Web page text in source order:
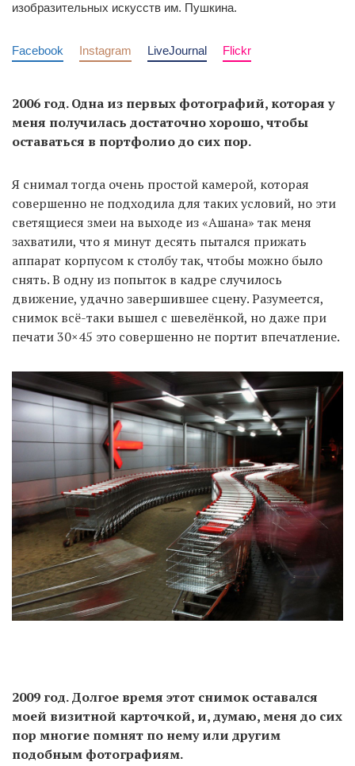
изобразительных искусств им. Пушкина.
Facebook Instagram LiveJournal Flickr
2006 год. Одна из первых фотографий, которая у
меня получилась достаточно хорошо, чтобы
оставаться в портфолио до сих пор.
Я снимал тогда очень простой камерой, которая
совершенно не подходила для таких условий, но эти
светящиеся змеи на выходе из «Ашана» так меня
захватили, что я минут десять пытался прижать
аппарат корпусом к столбу так, чтобы можно было
снять. В одну из попыток в кадре случилось
движение, удачно завершившее сцену. Разумеется,
снимок всё-таки вышел с шевелёнкой, но даже при
печати 30×45 это совершенно не портит впечатление.
2009 год. Долгое время этот снимок оставался
моей визитной карточкой, и, думаю, меня до сих
пор многие помнят по нему или другим
подобным фотографиям.